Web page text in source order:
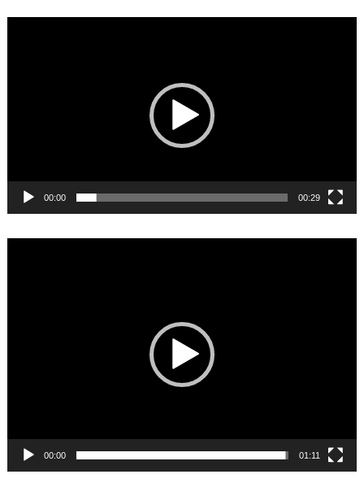
00:00 00:29
00:00 01:11